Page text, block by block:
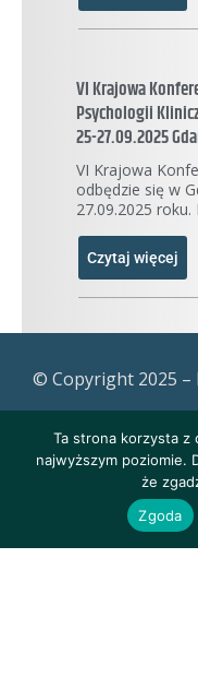
VI Krajowa
Psychologii
25-27.09.2025
VI Krajowa
odbędzie się w
27.09.2025
Czytaj więcej
© Copyright 2025 –
Ta strona korzysta z
najwyższym poziomie.
że
Zgoda